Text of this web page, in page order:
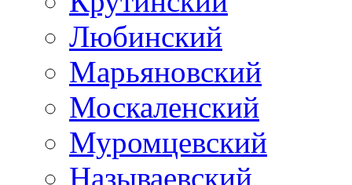
Любинский
Марьяновский
Москаленский
Муромцевский
Называевский